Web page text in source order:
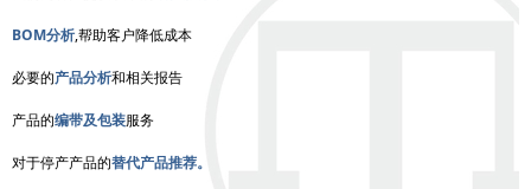
BOM分析,帮助客户降低成本
必要的产品分析和相关报告
产品的编带及包装服务
对于停产产品的替代产品推荐。